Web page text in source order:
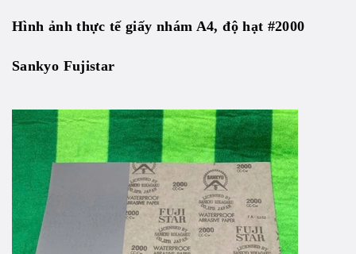
Hình ảnh thực tế giấy nhám A4, độ hạt #2000
Sankyo Fujistar